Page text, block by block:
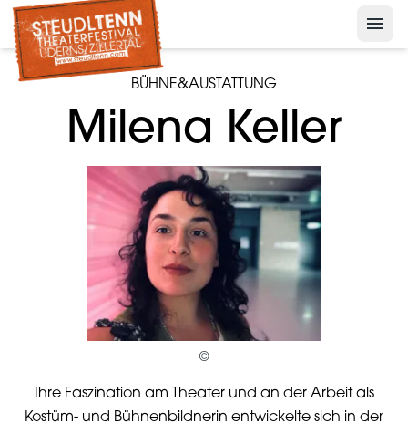
menu
Nelson der Pinguin
Pressekeyboard_arrow_down
Archiv keyboard_arrow_down
BÜHNE&AUSTATTUNG
Milena Keller
©
Ihre Faszination am Theater und an der Arbeit als
Kostüm- und Bühnenbildnerin entwickelte sich in der